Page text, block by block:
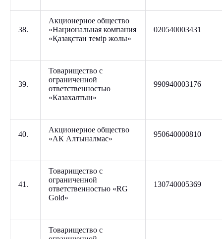
38.
Акционерное общество
«Национальная компания
«Қазақстан темір жолы»
020540003431
39.
Товарищество с
ограниченной
ответственностью
«Казахалтын»
990940003176
40.
Акционерное общество
«АК Алтыналмас»
950640000810
41.
Товарищество с
ограниченной
ответственностью «RG
Gold»
130740005369
Товарищество с